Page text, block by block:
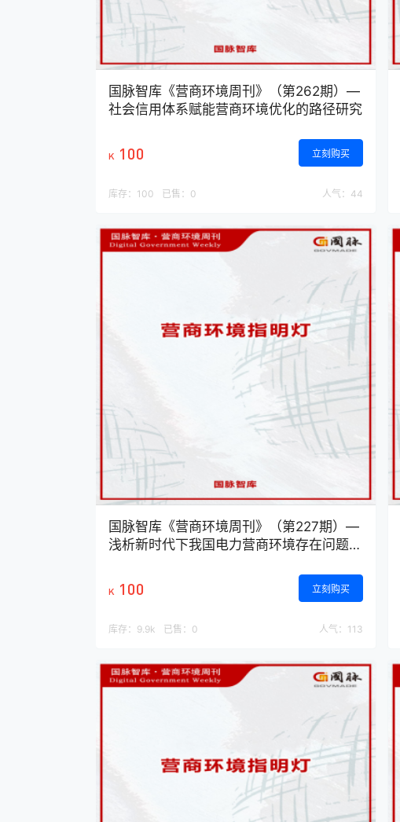
国脉智库《营商环境周刊》（第262期）—
社会信用体系赋能营商环境优化的路径研究
K 100 立刻购买
库存： 100 已售： 0 人气： 44
国脉智库《营商环境周刊》（第227期）—
浅析新时代下我国电力营商环境存在问题及
K 100 立刻购买
库存： 9.9k 已售： 0 人气： 113